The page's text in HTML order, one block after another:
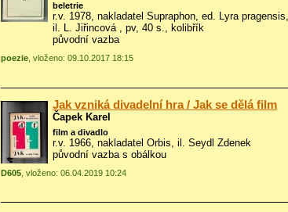
beletrie
r.v. 1978, nakladatel Supraphon, ed. Lyra
il. L. Jiřincová, pv, 40 s., kolibřík
původní vazba
poezie , vloženo: 09.10.2017 18:15
Jak vzniká divadelní hra / Jak se dělá film
Čapek Karel
film a divadlo
r.v. 1966, nakladatel Orbis, il. Seydl Zdenek
původní vazba s obálkou
D605 , vloženo: 06.04.2019 10:24